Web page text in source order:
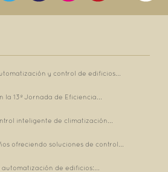
y control de edificios...
la 13ª Jornada de Eficiencia...
inteligente de climatización...
ofreciendo soluciones de control...
de edificios:...